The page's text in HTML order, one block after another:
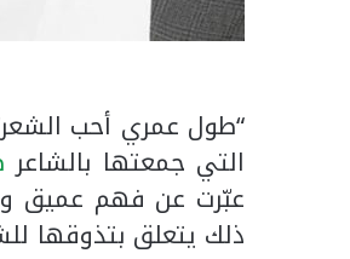
“طول عمري أحب
التي جمعتها بالشاعر
عبّرت عن فهم عميق
ذلك يتعلق بتذوقها